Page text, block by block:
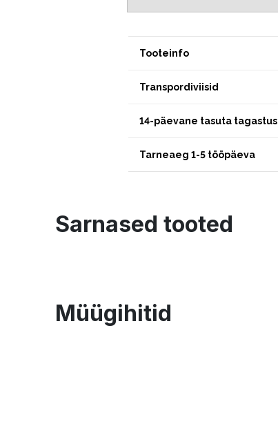
Tooteinfo
Transpordiviisid
14-päevane tasuta
Tarneaeg 1-5 tööpäeva
Sarnased tooted
Müügihitid